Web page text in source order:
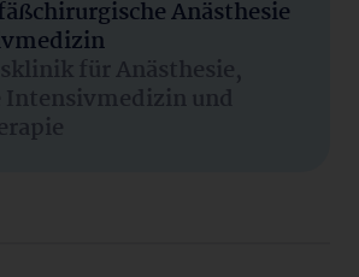
Anästhesie
für Anästhesie,
und